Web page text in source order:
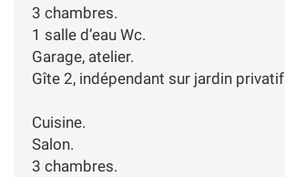
3 chambres.
1 salle d’eau Wc.
Garage, atelier.
Gîte 2, indépendant sur jardin privatif
Cuisine.
Salon.
3 chambres.